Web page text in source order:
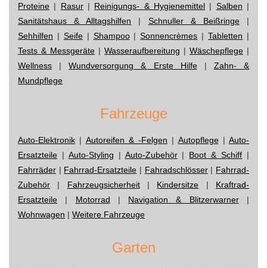
Proteine | Rasur| Reinigungs- & Hygienemittel | Salben |
Sanitätshaus & Alltagshilfen | Schnuller & Beißringe|
Sehhilfen | Seife| Shampoo|Sonnencrèmes |Tabletten |
Tests & Messgeräte | Wasseraufbereitung | Wäschepflege |
Wellness |Wundversorgung & Erste Hilfe| Zahn- &
Mundpflege
Fahrzeuge
Auto-Elektronik | Autoreifen & -Felgen | Autopflege| Auto-
Ersatzteile | Auto-Styling | Auto-Zubehör| Boot & Schiff |
Fahrräder | Fahrrad-Ersatzteile | Fahradschlösser| Fahrrad-
Zubehör | Fahrzeugsicherheit| Kindersitze | Kraftrad-
Ersatzteile | Motorrad | Navigation & Blitzerwarner|
Wohnwagen | Weitere Fahrzeuge
Garten